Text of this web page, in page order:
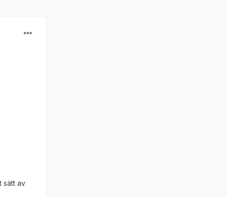
sätt av